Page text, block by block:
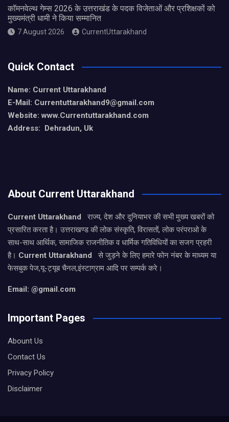
कॉमनवेल्थ गेम्स 2026 के उत्तराखंड के पदक विजेताओं और प्रशिक्षकों को
मुख्यमंत्री धामी ने किया सम्मानित
7 August 2026 CurrentUttarakhand
Quick Contact
Name: Current Uttarakhand
E-Mail: Currentuttarakhand9@gmail.com
Website: www.Currentuttarakhand.com
Address: Dehradun, Uk
About Current Uttarakhand
Current Uttarakhand
राज्य, देश और दुनियाभर की सभी मुख्य खबरों को
प्रसारित करता है। उत्तराखण्ड की लोक संस्कृति, विरासतों, लोक परंपराओ के
साथ-साथ आर्थिक, सामाजिक राजनीतिक व धार्मिक गतिविधियों का सजग प्रहरी
है। Current Uttarakhand
से जुड़ने के लिए हमारे फोन नंबर के माध्यम या
फेसबुक पेज,यू-ट्यूब चैनल,इंस्टाग्राम आदि पर सम्पर्क करे।
Email: @gmail.com
Important Pages
Abount Us
Contact Us
Privacy Policy
Disclaimer